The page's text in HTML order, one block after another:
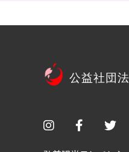
公益社団